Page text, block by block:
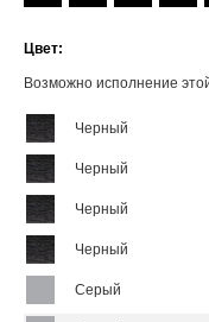
Цвет:
Возможно исполнение
Черный
Черный
Черный
Черный
Серый